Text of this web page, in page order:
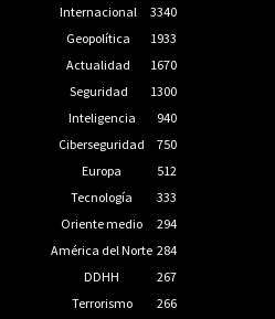
Internacional
3340
Geopolítica
1933
Actualidad
1670
Seguridad
1300
Inteligencia
940
Ciberseguridad
750
Europa
512
Tecnología
333
Oriente medio
294
América del Norte 284
DDHH
267
Terrorismo
266